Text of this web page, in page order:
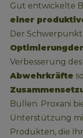
Gut entwickelte
einer
Der
Optimierung
Verbesserung des
Abwehrkräfte
Bullen. Proxani
Unterstützung
Produkten, die